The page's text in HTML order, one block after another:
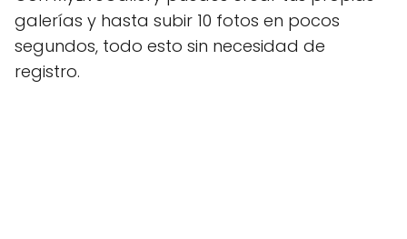
galerías y hasta subir 10 fotos en pocos
segundos, todo esto sin necesidad de
registro.